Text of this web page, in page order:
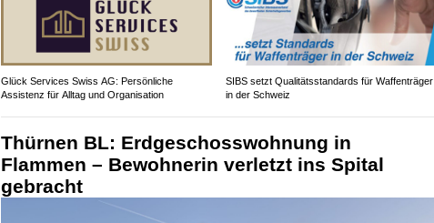
Glück Services Swiss AG: Persönliche
Assistenz für Alltag und Organisation
SIBS setzt Qualitätsstandards für Waffenträger
in der Schweiz
Thürnen BL: Erdgeschosswohnung in
Flammen – Bewohnerin verletzt ins Spital
gebracht